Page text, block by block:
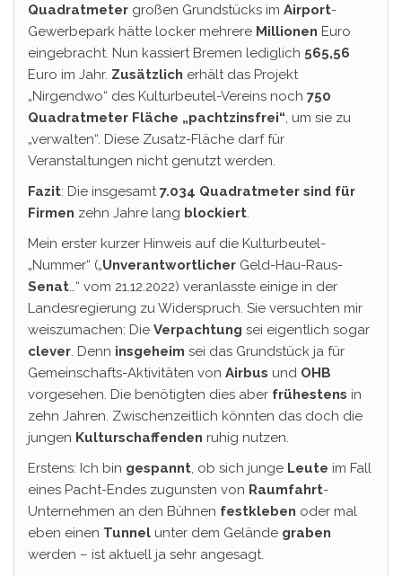
Quadratmeter großen Grundstücks im Airport-
Gewerbepark hätte locker mehrere Millionen Euro
eingebracht. Nun kassiert Bremen lediglich 565,56
Euro im Jahr. Zusätzlich erhält das Projekt
„Nirgendwo“ des Kulturbeutel-Vereins noch 750
Quadratmeter Fläche „pachtzinsfrei“, um sie zu
„verwalten“. Diese Zusatz-Fläche darf für
Veranstaltungen nicht genutzt werden.
Fazit: Die insgesamt7.034 Quadratmeter sind für
Firmen zehn Jahre lang blockiert.
Mein erster kurzer Hinweis auf die Kulturbeutel-
„Nummer“ („Unverantwortlicher Geld-Hau-Raus-
Senat…“ vom 21.12.2022) veranlasste einige in der
Landesregierung zu Widerspruch. Sie versuchten mir
weiszumachen: Die Verpachtung sei eigentlich sogar
clever. Denn insgeheim sei das Grundstück ja für
Gemeinschafts-Aktivitäten von Airbus und OHB
vorgesehen. Die benötigten dies aber frühestens in
zehn Jahren. Zwischenzeitlich könnten das doch die
jungen Kulturschaffenden ruhig nutzen.
Erstens: Ich bin gespannt, ob sich junge Leute im Fall
eines Pacht-Endes zugunsten von Raumfahrt-
Unternehmen an den Bühnen festkleben oder mal
eben einen Tunnel unter dem Gelände graben
werden – ist aktuell ja sehr angesagt.